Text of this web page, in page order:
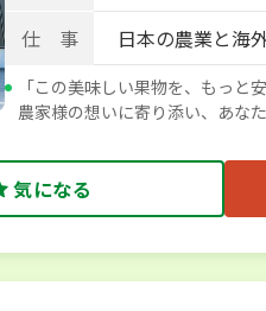
仕 事
日本の農業と海
「この美味しい果物を、もっと
農家様の想いに寄り添い、あな
気になる